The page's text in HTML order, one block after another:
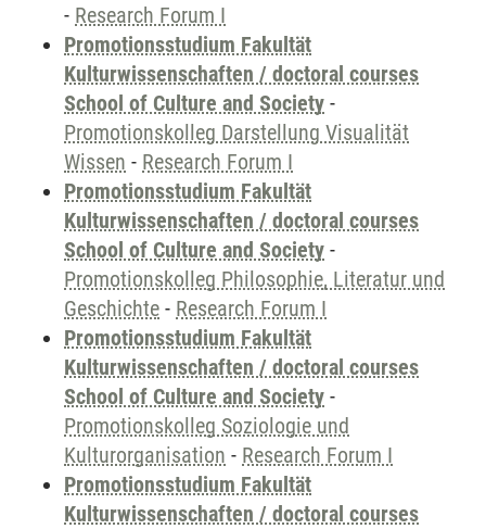
- Research Forum I
Promotionsstudium Fakultät
Kulturwissenschaften / doctoral courses
School of Culture and Society -
Promotionskolleg Darstellung Visualität
Wissen - Research Forum I
Promotionsstudium Fakultät
Kulturwissenschaften / doctoral courses
School of Culture and Society -
Promotionskolleg Philosophie, Literatur und
Geschichte - Research Forum I
Promotionsstudium Fakultät
Kulturwissenschaften / doctoral courses
School of Culture and Society -
Promotionskolleg Soziologie und
Kulturorganisation - Research Forum I
Promotionsstudium Fakultät
Kulturwissenschaften / doctoral courses